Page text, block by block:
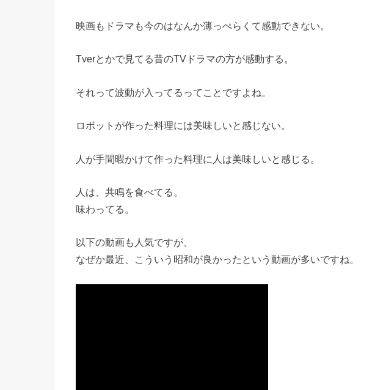
映画もドラマも今のはなんか薄っぺらくて感動できない。
Tverとかで見てる昔のTVドラマの方が感動する。
それって波動が入ってるってことですよね。
ロボットが作った料理には美味しいと感じない。
人が手間暇かけて作った料理に人は美味しいと感じる。
人は、共鳴を食べてる。
味わってる。
以下の動画も人気ですが、
なぜか最近、こういう昭和が良かったという動画が多いですね。